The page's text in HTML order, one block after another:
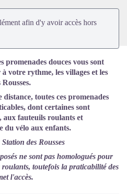
afin d'y avoir accès hors
douces vous sont
votre rythme, les villages et les
toutes ces promenades
dont certaines sont
aux fauteuils roulants et
du vélo aux enfants.
des Rousses
ne sont pas homologués pour
toutefois la praticabilité des
l'accès.